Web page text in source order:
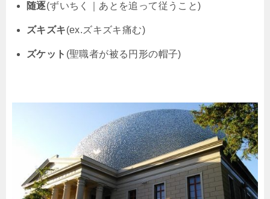
随逐(ずいちく｜あとを追って従うこと)
ズキズキ(ex.ズキズキ痛む)
ズケット (聖職者が被る円形の帽子)